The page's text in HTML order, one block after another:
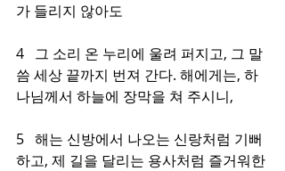
가 들리지 않아도
4   그 소리 온 누리에 울려 퍼지고, 그 말
씀 세상 끝까지 번져 간다. 해에게는, 하
나님께서 하늘에 장막을 쳐 주시니,
5   해는 신방에서 나오는 신랑처럼 기뻐
하고, 제 길을 달리는 용사처럼 즐거워한